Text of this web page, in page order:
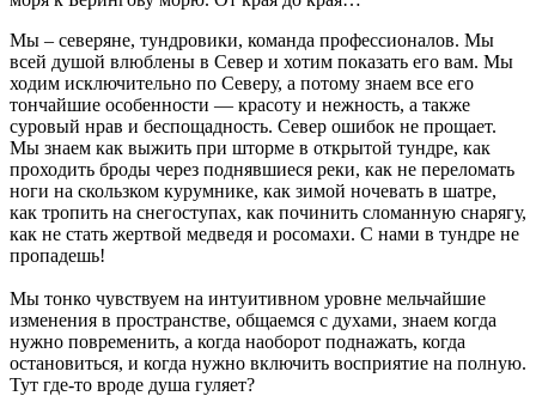
Мы – северяне, тундровики, команда профессионалов. Мы
всей душой влюблены в Север и хотим показать его вам. Мы
ходим исключительно по Северу, а потому знаем все его
тончайшие особенности — красоту и нежность, а также
суровый нрав и беспощадность. Север ошибок не прощает.
Мы знаем как выжить при шторме в открытой тундре, как
проходить броды через поднявшиеся реки, как не переломать
ноги на скользком курумнике, как зимой ночевать в шатре,
как тропить на снегоступах, как починить сломанную снарягу,
как не стать жертвой медведя и росомахи. С нами в тундре не
пропадешь!
Мы тонко чувствуем на интуитивном уровне мельчайшие
изменения в пространстве, общаемся с духами, знаем когда
нужно повременить, а когда наоборот поднажать, когда
остановиться, и когда нужно включить восприятие на полную.
Тут где-то вроде душа гуляет?